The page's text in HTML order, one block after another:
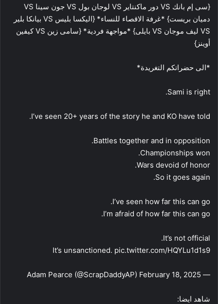
{سى إم بانك VS دور ماكنتاير VS لوجان بول VS جون سينا VS
دميان بريست} *غرفة الاقصاء للنساء* {اليكسا بليس VS بيانكا بلير
VS ليف موجان VS بايلى} *مواجهة فردية* {سامى زين VS كيفين
أوينز}
*الى حضراتكم التغريدة*
Sami is right.
I’ve seen 20+ years of the story he and KO have told.
Battles together and in opposition.
Championships won.
Wars devoid of honor.
So it goes again.
I’ve seen how far this can go.
I’m afraid of how far this can go.
It’s not official.
It’s unsanctioned. pic.twitter.com/HQYLu1d1s9
— Adam Pearce (@ScrapDaddyAP) February 18, 2025
شاهد ايضا: